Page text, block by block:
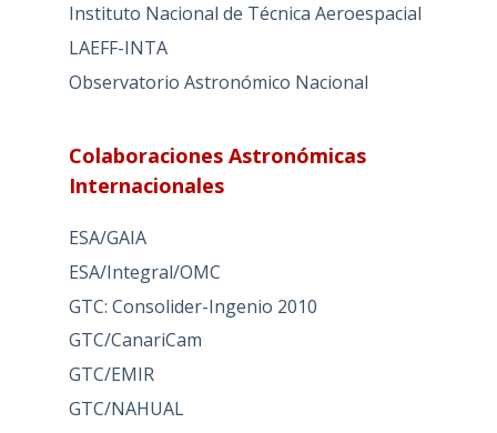
Instituto Nacional de Técnica Aeroespacial
LAEFF-INTA
Observatorio Astronómico Nacional
Colaboraciones Astronómicas
Internacionales
ESA/GAIA
ESA/Integral/OMC
GTC: Consolider-Ingenio 2010
GTC/CanariCam
GTC/EMIR
GTC/NAHUAL